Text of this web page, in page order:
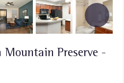
Preserve -